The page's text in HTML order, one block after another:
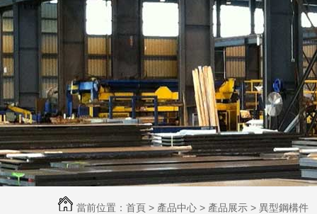
當前位置： 首頁 > 產品中心 > 產品展示 > 異型鋼構件